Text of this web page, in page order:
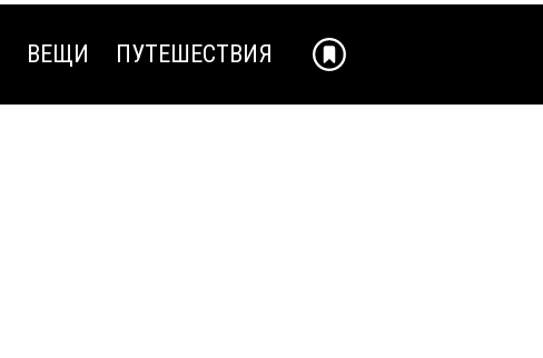
ВЕЩИ ПУТЕШЕСТВИЯ